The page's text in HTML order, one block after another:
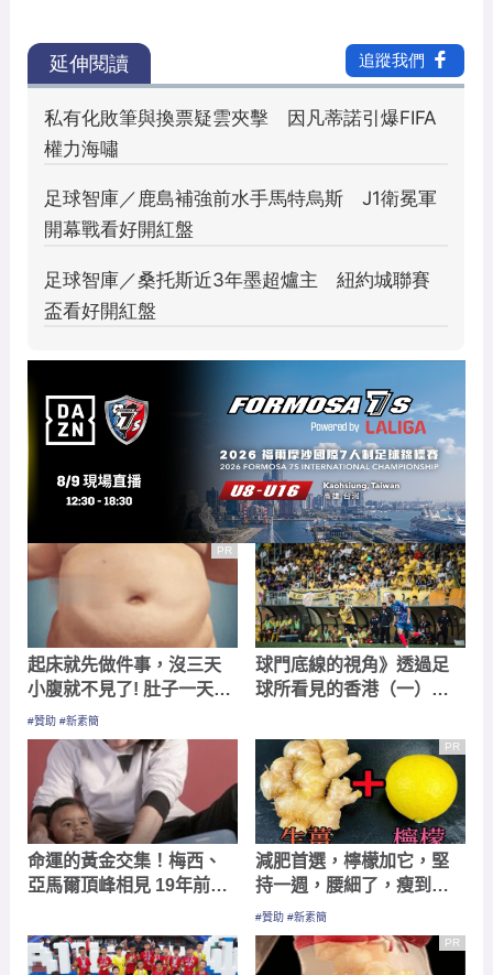
PR
起床就先做件事，沒三天
小腹就不見了! 肚子一天天
變小！
#贊助 #新素簡
球門底線的視角》透過足
球所看見的香港（一）：
超最終輪
命運的黃金交集！梅西、
亞馬爾頂峰相見 19年前
冠軍賽話題
PR
減肥首選，檸檬加它，堅
持一週，腰細了，瘦到你
懷疑人生
#贊助 #新素簡
PR